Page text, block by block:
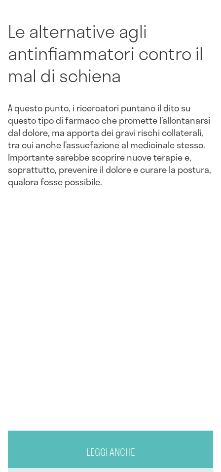
Le alternative agli
antinfiammatori contro il
mal di schiena
A questo punto, i ricercatori puntano il dito su
questo tipo di farmaco che promette l’allontanarsi
dal dolore, ma apporta dei gravi rischi collaterali,
tra cui anche l’assuefazione al medicinale stesso.
Importante sarebbe scoprire nuove terapie e,
soprattutto, prevenire il dolore e curare la postura,
qualora fosse possibile.
LEGGI ANCHE